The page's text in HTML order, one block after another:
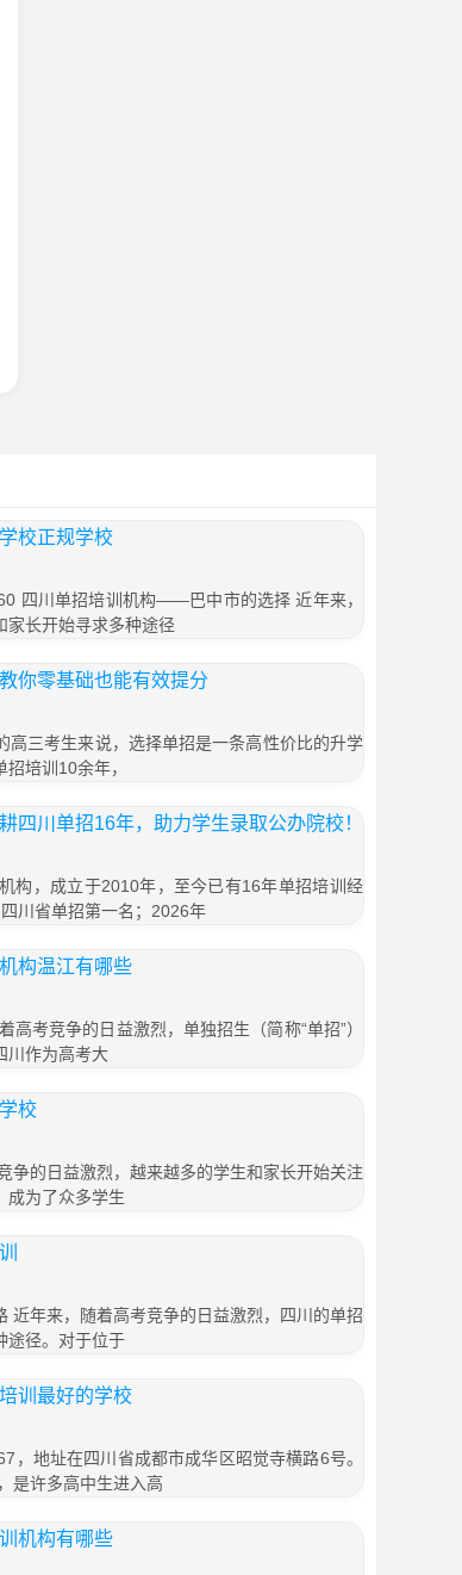
校正规学校
四川单招培训机构——巴中市的选择 近年来，
家长开始寻求多种途径
你零基础也能有效提分
高三考生来说，选择单招是一条高性价比的升学
培训10余年，
川单招16年，助力学生录取公办院校！
构，成立于2010年，至今已有16年单招培训经
川省单招第一名；2026年
构温江有哪些
考竞争的日益激烈，单独招生（简称“单招”）
川作为高考大
校
争的日益激烈，越来越多的学生和家长开始关注
成为了众多学生
年来，随着高考竞争的日益激烈，四川的单招
途径。对于位于
训最好的学校
，地址在四川省成都市成华区昭觉寺横路6号。
是许多高中生进入高
机构有哪些